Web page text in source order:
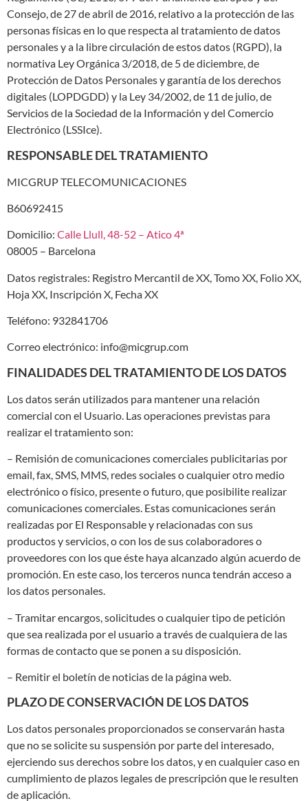
Consejo, de 27 de abril de 2016, relativo a la protección de las
personas físicas en lo que respecta al tratamiento de datos
personales y a la libre circulación de estos datos (RGPD), la
normativa Ley Orgánica 3/2018, de 5 de diciembre, de
Protección de Datos Personales y garantía de los derechos
digitales (LOPDGDD) y la Ley 34/2002, de 11 de julio, de
Servicios de la Sociedad de la Información y del Comercio
Electrónico (LSSIce).
RESPONSABLE DEL TRATAMIENTO
MICGRUP TELECOMUNICACIONES
B60692415
Domicilio: Calle Llull, 48-52 – Atico 4ª
08005 – Barcelona
Datos registrales: Registro Mercantil de XX, Tomo XX, Folio XX,
Hoja XX, Inscripción X, Fecha XX
Teléfono: 932841706
Correo electrónico: info@micgrup.com
FINALIDADES DEL TRATAMIENTO DE LOS DATOS
Los datos serán utilizados para mantener una relación
comercial con el Usuario. Las operaciones previstas para
realizar el tratamiento son:
– Remisión de comunicaciones comerciales publicitarias por
email, fax, SMS, MMS, redes sociales o cualquier otro medio
electrónico o físico, presente o futuro, que posibilite realizar
comunicaciones comerciales. Estas comunicaciones serán
realizadas por El Responsable y relacionadas con sus
productos y servicios, o con los de sus colaboradores o
proveedores con los que éste haya alcanzado algún acuerdo de
promoción. En este caso, los terceros nunca tendrán acceso a
los datos personales.
– Tramitar encargos, solicitudes o cualquier tipo de petición
que sea realizada por el usuario a través de cualquiera de las
formas de contacto que se ponen a su disposición.
– Remitir el boletín de noticias de la página web.
PLAZO DE CONSERVACIÓN DE LOS DATOS
Los datos personales proporcionados se conservarán hasta
que no se solicite su suspensión por parte del interesado,
ejerciendo sus derechos sobre los datos, y en cualquier caso en
cumplimiento de plazos legales de prescripción que le resulten
de aplicación.